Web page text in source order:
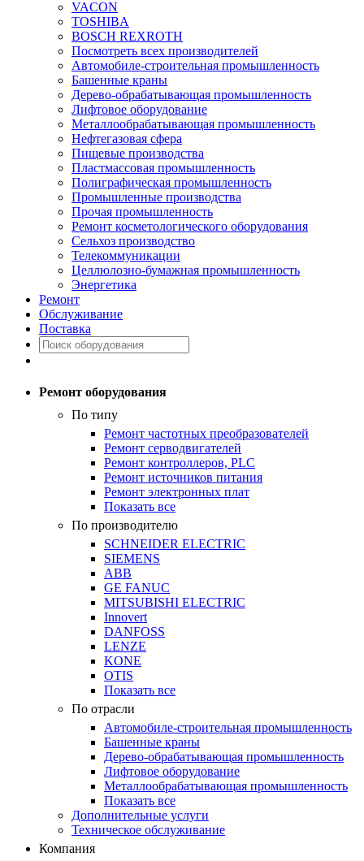
VACON
TOSHIBA
BOSCH REXROTH
Посмотреть всех производителей
Автомобиле-строительная промышленность
Башенные краны
Дерево-обрабатывающая промышленность
Лифтовое оборудование
Металлообрабатывающая промышленность
Нефтегазовая сфера
Пищевые производства
Пластмассовая промышленность
Полиграфическая промышленность
Промышленные производства
Прочая промышленность
Ремонт косметологического оборудования
Сельхоз производство
Телекоммуникации
Целлюлозно-бумажная промышленность
Энергетика
Ремонт
Обслуживание
Поставка
Ремонт оборудования
По типу
Ремонт частотных преобразователей
Ремонт серводвигателей
Ремонт контроллеров, PLC
Ремонт источников питания
Ремонт электронных плат
Показать все
По производителю
SCHNEIDER ELECTRIC
SIEMENS
ABB
GE FANUC
MITSUBISHI ELECTRIC
Innovert
DANFOSS
LENZE
KONE
OTIS
Показать все
По отрасли
Автомобиле-строительная промышленность
Башенные краны
Дерево-обрабатывающая промышленность
Лифтовое оборудование
Металлообрабатывающая промышленность
Показать все
Дополнительные услуги
Техническое обслуживание
Компания